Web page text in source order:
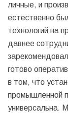
личные, и
естественно
технологий на
давнее
готово
в том, что
промышленной
универсальна.